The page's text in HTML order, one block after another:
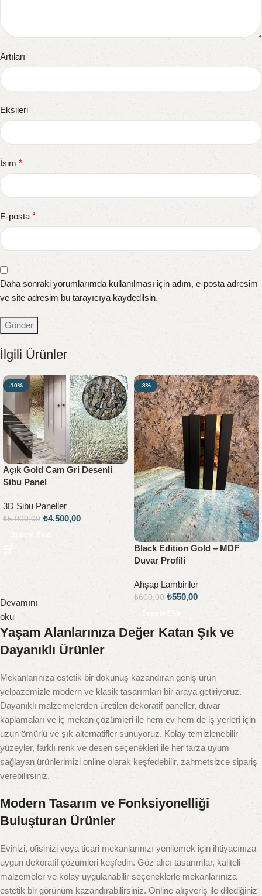
Artıları
Eksileri
İsim *
E-posta *
Daha sonraki yorumlarımda kullanılması için adım, e-posta adresim
ve site adresim bu tarayıcıya kaydedilsin.
İlgili Ürünler
-10%
Açık Gold Cam Gri Desenli
Sibu Panel
3D Sibu Paneller
₺5.000,00 ₺4.500,00
-8%
Black Edition Gold – MDF
Duvar Profili
Ahşap Lambiriler
₺600,00 ₺550,00
Sepete Ekle
Yaşam Alanlarınıza Değer Katan Şık ve
Dayanıklı Ürünler
Mekanlarınıza estetik bir dokunuş kazandıran geniş ürün
yelpazemizle modern ve klasik tasarımları bir araya getiriyoruz.
Dayanıklı malzemelerden üretilen dekoratif paneller, duvar
kaplamaları ve iç mekan çözümleri ile hem ev hem de iş yerleri için
uzun ömürlü ve şık alternatifler sunuyoruz. Kolay temizlenebilir
yüzeyler, farklı renk ve desen seçenekleri ile her tarza uyum
sağlayan ürünlerimizi online olarak keşfedebilir, zahmetsizce sipariş
verebilirsiniz.
Modern Tasarım ve Fonksiyonelliği
Buluşturan Ürünler
Evinizi, ofisinizi veya ticari mekanlarınızı yenilemek için ihtiyacınıza
uygun dekoratif çözümleri keşfedin. Göz alıcı tasarımlar, kaliteli
malzemeler ve kolay uygulanabilir seçeneklerle mekanlarınıza
estetik bir görünüm kazandırabilirsiniz. Online alışveriş ile dilediğiniz
Devamını
oku